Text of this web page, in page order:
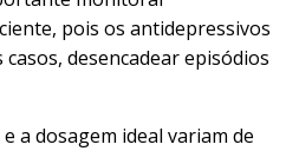
pois os antidepressivos
desencadear episódios
a dosagem ideal variam de